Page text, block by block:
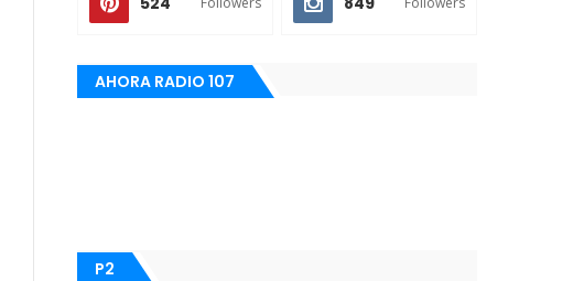
AHORA RADIO 107
P2